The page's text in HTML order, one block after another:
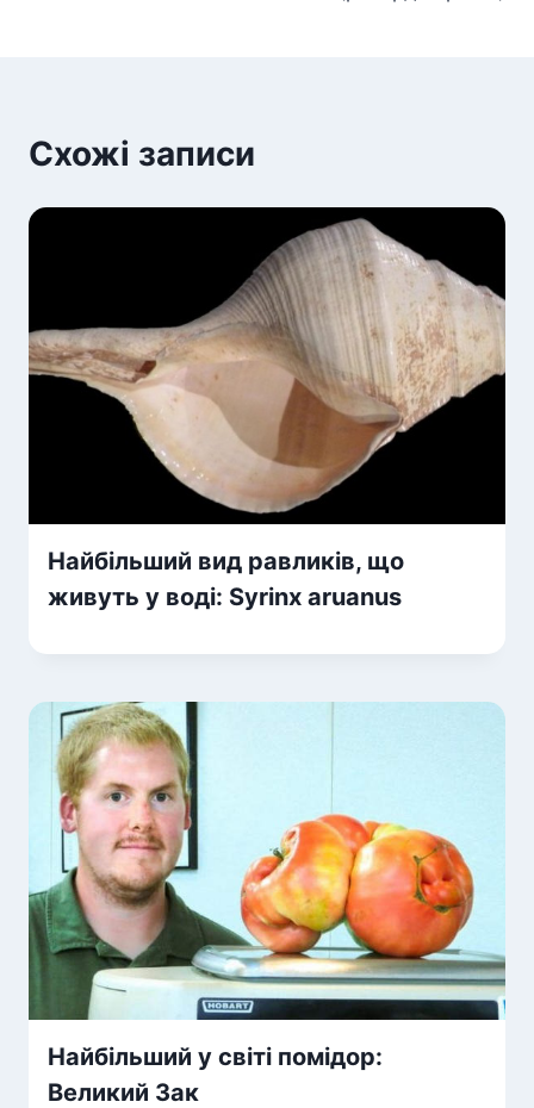
Схожі записи
Найбільший вид равликів, що
живуть у воді: Syrinx aruanus
Найбільший у світі помідор:
Великий Зак